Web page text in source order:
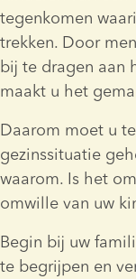
tegenkomen
trekken. Door
bij te dragen aan
maakt u het
Daarom moet u
gezinssituatie
waarom. Is het
omwille van uw
Begin bij uw
te begrijpen en